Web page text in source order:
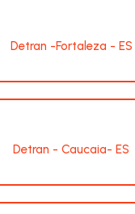
Detran -Fortaleza - ES
Detran - Caucaia- ES